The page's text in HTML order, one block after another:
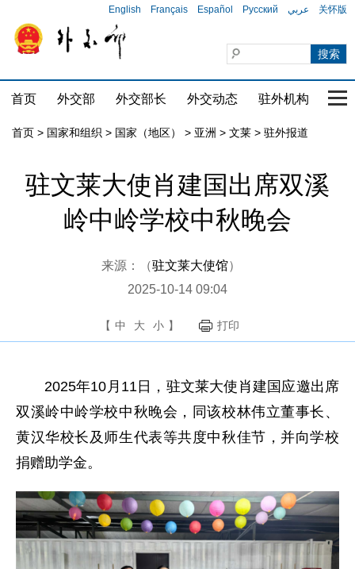
English Français Español Русский عربي 关怀版
首页 外交部 外交部长 外交动态 驻外机构 国
首页 > 国家和组织 > 国家（地区） > 亚洲 > 文莱 > 驻外报道
驻文莱大使肖建国出席双溪
岭中岭学校中秋晚会
来源：（驻文莱大使馆）
2025-10-14 09:04
【 中 大 小 】 打印
2025年10月11日，驻文莱大使肖建国应邀出席
双溪岭中岭学校中秋晚会，同该校林伟立董事长、
黄汉华校长及师生代表等共度中秋佳节，并向学校
捐赠助学金。